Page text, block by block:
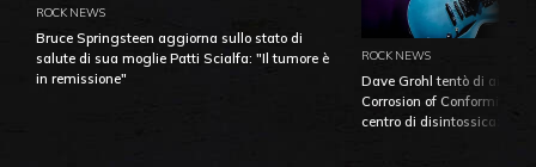
ROCK NEWS
Bruce Springsteen aggiorna sullo stato di
salute di sua moglie Patti Scialfa: "Il tumore è
in remissione"
ROCK NEWS
Dave Grohl tentò di
Corrosion of Conformity
centro di